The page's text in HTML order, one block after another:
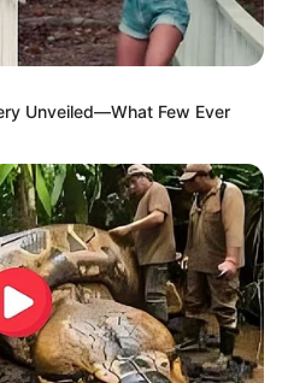
buchen
Reiseführer Hamburg
Tourist Information
in Hamburg und im
Unveiled—What Few Ever